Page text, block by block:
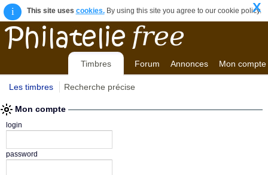
i This site uses cookies.By using this site you agree to our cookie policy.
X
Timbres Forum Annonces Mon compte
Les timbres Recherche précise
Mon compte
login
password